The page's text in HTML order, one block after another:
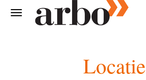
Locatie